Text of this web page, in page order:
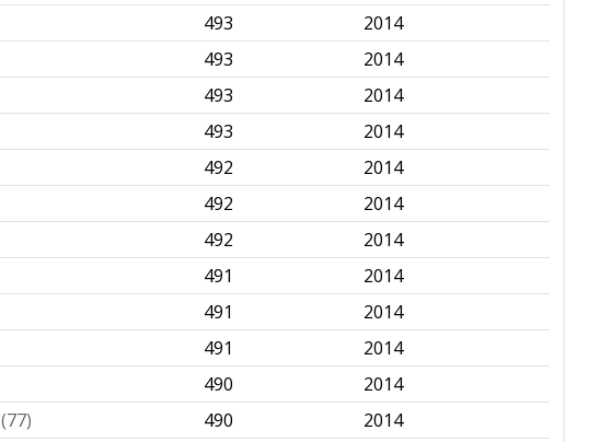
493 2014
493 2014
493 2014
493 2014
492 2014
492 2014
492 2014
491 2014
491 2014
491 2014
490 2014
(77) 490 2014